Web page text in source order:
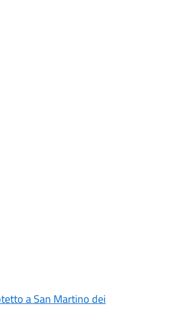
a San Martino dei